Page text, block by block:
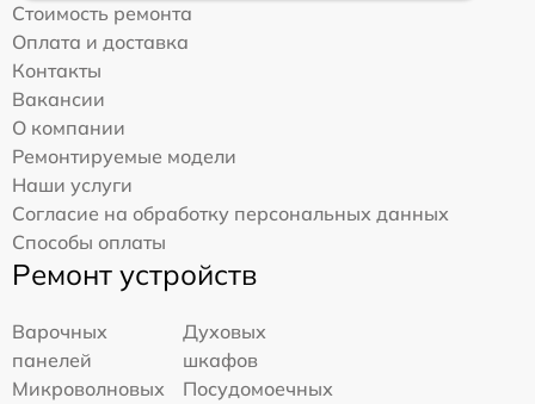
Стоимость ремонта
Оплата и доставка
Контакты
Вакансии
О компании
Ремонтируемые модели
Наши услуги
Согласие на обработку персональных данных
Способы оплаты
Ремонт устройств
Варочных
панелей
Духовых
шкафов
Микроволновых
Посудомоечных